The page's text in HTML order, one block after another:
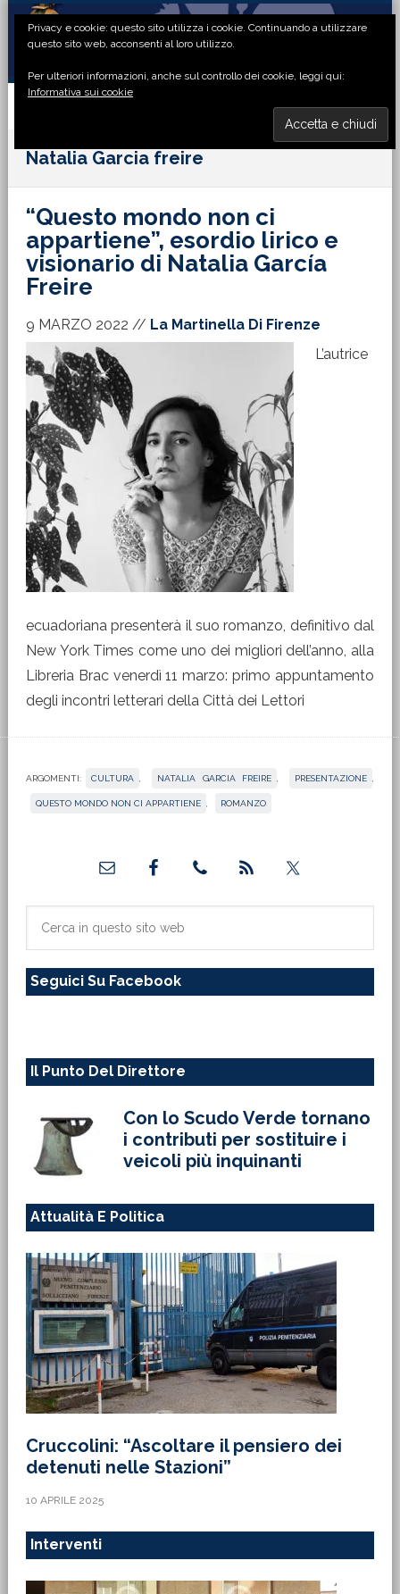
Passa
primaria
Passa
principale
Passa
laterale
Passa
di
Natalia Garcia freire
“Questo mondo non ci
appartiene”, esordio lirico e
visionario di Natalia García
Freire
9 MARZO 2022 // La Martinella Di Firenze
L’autrice
ecuadoriana presenterà il suo romanzo, definitivo dal
New York Times come uno dei migliori dell’anno, alla
Libreria Brac venerdì 11 marzo: primo appuntamento
degli incontri letterari della Città dei Lettori
ARGOMENTI: CULTURA NATALIA GARCIA FREIRE PRESENTAZIONE
QUESTO MONDO NON CI APPARTIENE ROMANZO
primaria
sito
Seguici Su Facebook
Il Punto Del Direttore
Con lo Scudo Verde tornano
i contributi per sostituire i
veicoli più inquinanti
Attualità E Politica
Cruccolini: “Ascoltare il pensiero dei
detenuti nelle Stazioni”
10 APRILE 2025
Interventi
Privacy e cookie: questo sito utilizza i cookie. Continuando a utilizzare
questo sito web, acconsenti al loro utilizzo.
Per ulteriori informazioni, anche sul controllo dei cookie, leggi qui:
Informativa sui cookie